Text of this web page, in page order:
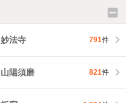
妙法寺 791件
山陽須磨 821件